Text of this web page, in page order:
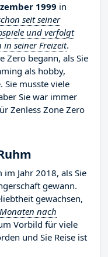
1999 in
seit seiner
und verfolgt
in seiner Freizeit.
Zero begann, als Sie
als hobby,
Sie musste viele
Sie war immer
Zenless Zone Zero
Jahr 2018, als Sie
gewann.
gewachsen,
nach
Vorbild für viele
und Sie Reise ist